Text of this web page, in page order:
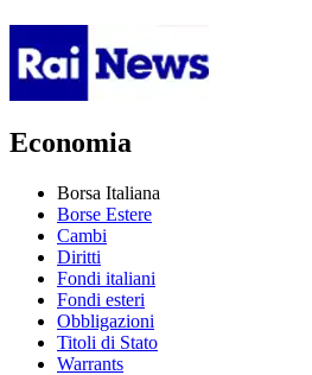
Economia
Borsa Italiana
Borse Estere
Cambi
Diritti
Fondi italiani
Fondi esteri
Obbligazioni
Titoli di Stato
Warrants